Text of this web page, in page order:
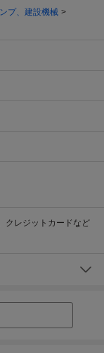
プ、建設機械
クレジットカードなど